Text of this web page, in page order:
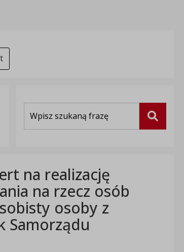
Szukaj
na realizację
na rzecz osób
osoby z
Samorządu